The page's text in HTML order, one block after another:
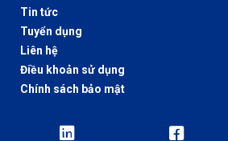
Tin tức
Tuyển dụng
Liên hệ
Điều khoản sử dụng
Chính sách bảo mật